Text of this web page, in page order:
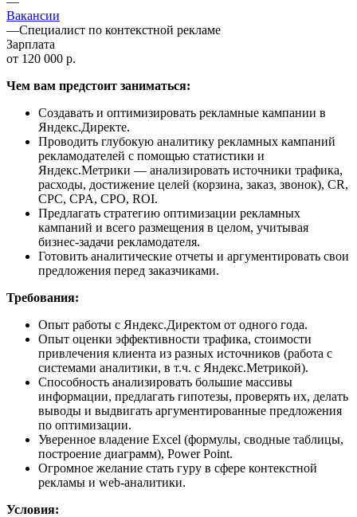
Вакансии
—Специалист по контекстной рекламе
Зарплата
от 120 000 р.
Чем вам предстоит заниматься:
Создавать и оптимизировать рекламные кампании в
Яндекс.Директе.
Проводить глубокую аналитику рекламных кампаний
рекламодателей с помощью статистики и
Яндекс.Метрики — анализировать источники трафика,
расходы, достижение целей (корзина, заказ, звонок), CR,
CPC, CPA, CPO, ROI.
Предлагать стратегию оптимизации рекламных
кампаний и всего размещения в целом, учитывая
бизнес-задачи рекламодателя.
Готовить аналитические отчеты и аргументировать свои
предложения перед заказчиками.
Требования:
Опыт работы с Яндекс.Директом от одного года.
Опыт оценки эффективности трафика, стоимости
привлечения клиента из разных источников (работа с
системами аналитики, в т.ч. с Яндекс.Метрикой).
Способность анализировать большие массивы
информации, предлагать гипотезы, проверять их, делать
выводы и выдвигать аргументированные предложения
по оптимизации.
Уверенное владение Excel (формулы, сводные таблицы,
построение диаграмм), Power Point.
Огромное желание стать гуру в сфере контекстной
рекламы и web-аналитики.
Условия: